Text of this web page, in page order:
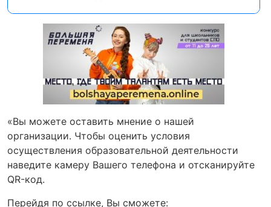
«Вы можете оставить мнение о нашей
организации. Чтобы оценить условия
осуществления образовательной деятельности
наведите камеру Вашего телефона и отсканируйте
QR-код.
Перейдя по ссылке, Вы сможете: